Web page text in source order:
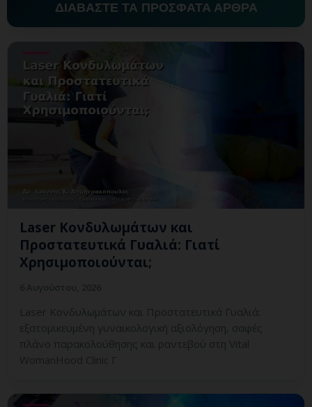
ΔΙΑΒΑΣΤΕ ΤΑ ΠΡΟΣΦΑΤΑ ΑΡΘΡΑ
Laser Κονδυλωμάτων και
Προστατευτικά Γυαλιά: Γιατί
Χρησιμοποιούνται;
Laser Κονδυλωμάτων και Προστατευτικά Γυαλιά:
εξατομικευμένη γυναικολογική αξιολόγηση, σαφές
πλάνο παρακολούθησης και ραντεβού στη Vital
WomanHood Clinic Γ